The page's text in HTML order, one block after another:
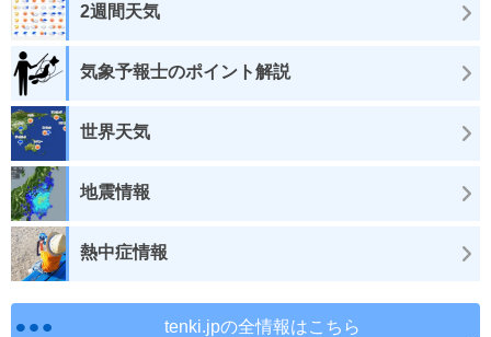
2週間天気
気象予報士のポイント解説
世界天気
地震情報
熱中症情報
tenki.jpの全情報はこちら